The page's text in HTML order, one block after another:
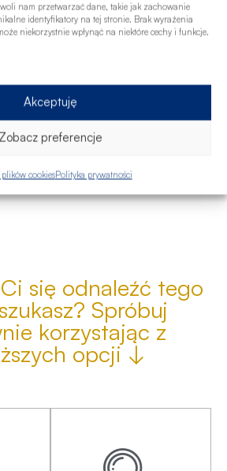
nam przetwarzać dane, takie jak zachowanie
identyfikatory na tej stronie. Brak wyrażenia
niekorzystnie wpłynąć na niektóre cechy i funkcje.
Akceptuję
Zobacz preferencje
cookiesPolityka prywatności
się odnaleźć tego
Spróbuj
korzystając z
opcji ↓